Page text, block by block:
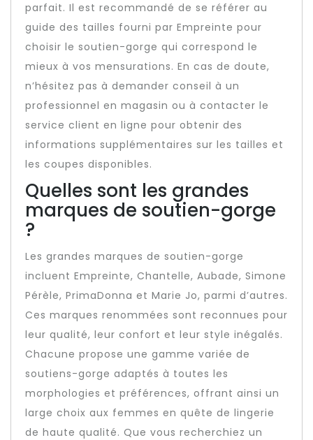
parfait. Il est recommandé de se référer au
guide des tailles fourni par Empreinte pour
choisir le soutien-gorge qui correspond le
mieux à vos mensurations. En cas de doute,
n’hésitez pas à demander conseil à un
professionnel en magasin ou à contacter le
service client en ligne pour obtenir des
informations supplémentaires sur les tailles et
les coupes disponibles.
Quelles sont les grandes
marques de soutien-gorge
?
Les grandes marques de soutien-gorge
incluent Empreinte, Chantelle, Aubade, Simone
Pérèle, PrimaDonna et Marie Jo, parmi d’autres.
Ces marques renommées sont reconnues pour
leur qualité, leur confort et leur style inégalés.
Chacune propose une gamme variée de
soutiens-gorge adaptés à toutes les
morphologies et préférences, offrant ainsi un
large choix aux femmes en quête de lingerie
de haute qualité. Que vous recherchiez un